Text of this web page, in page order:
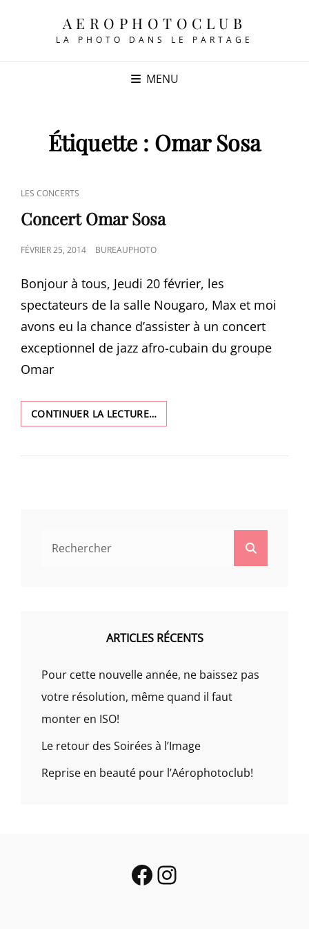
AEROPHOTOCLUB
LA PHOTO DANS LE PARTAGE
MENU
Étiquette : Omar Sosa
CAT
LINKS
LES CONCERTS
Concert Omar Sosa
POSTED
FÉVRIER 25, 2014 BUREAUPHOTO
Bonjour à tous, Jeudi 20 février, les
spectateurs de la salle Nougaro, Max et moi
avons eu la chance d’assister à un concert
exceptionnel de jazz afro-cubain du groupe
Omar
CONTINUER LA LECTURE…CONCERT
OMAR
ARTICLES RÉCENTS
Pour cette nouvelle année, ne baissez pas
votre résolution, même quand il faut
monter en ISO!
Le retour des Soirées à l’Image
Reprise en beauté pour l’Aérophotoclub!
Facebook
Instagram